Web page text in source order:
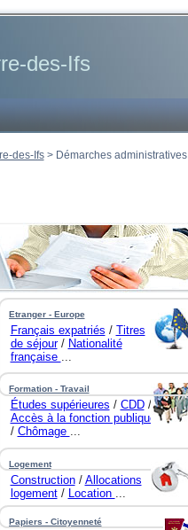
des-Ifs
des-Ifs> Démarches administratives
Papiers - Citoyenneté
Logement
Construction/ Allocations
logement/ Location ...
Formation - Travail
Études supérieures / CDD/
Accès à la fonction publique
/ Chômage ...
Etranger - Europe
Français expatriés / Titres
de séjour/ Nationalité
française ...